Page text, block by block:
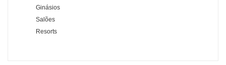
Ginásios
Salões
Resorts